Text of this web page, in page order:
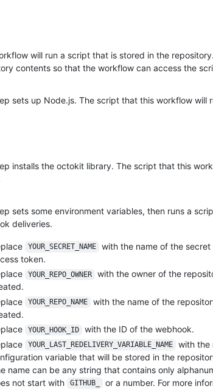
will run a script that is stored in the
contents so that the workflow can access the
sets up Node.js. The script that this workflow will
installs the octokit library. The script that this
sets some environment variables, then runs a
deliveries.
YOUR_SECRET_NAME
with the name of the
token.
YOUR_REPO_OWNER
with the owner of the
YOUR_REPO_NAME
with the name of the
YOUR_HOOK_ID
with the ID of the webhook.
YOUR_LAST_REDELIVERY_VARIABLE_NAME
with the
variable that will be stored in the
name can be any string that contains only
not start with
GITHUB_ or a number. For more